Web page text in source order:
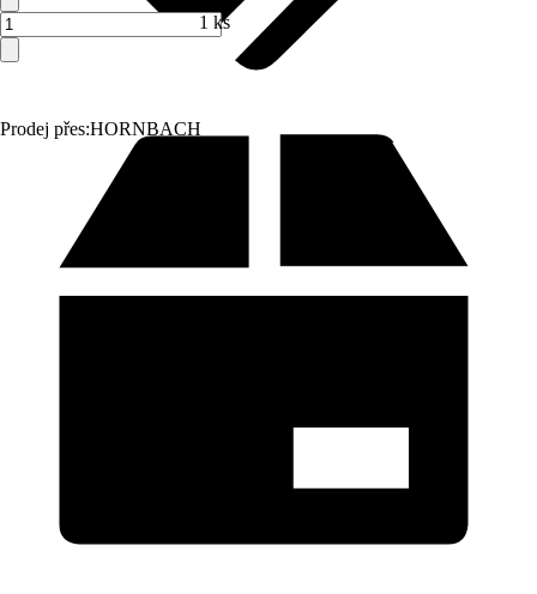
Prodej přes:HORNBACH
1 ks